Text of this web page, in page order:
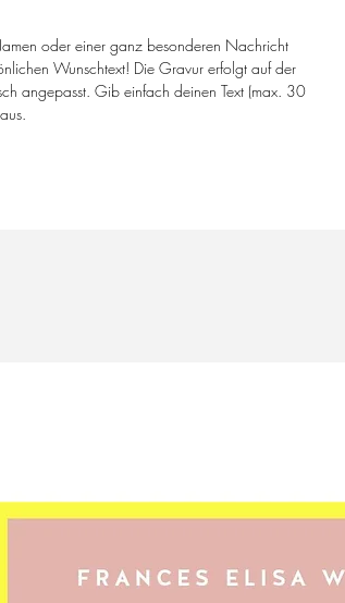
oder einer ganz besonderen Nachricht
Wunschtext! Die Gravur erfolgt auf der
angepasst. Gib einfach deinen Text (max. 30